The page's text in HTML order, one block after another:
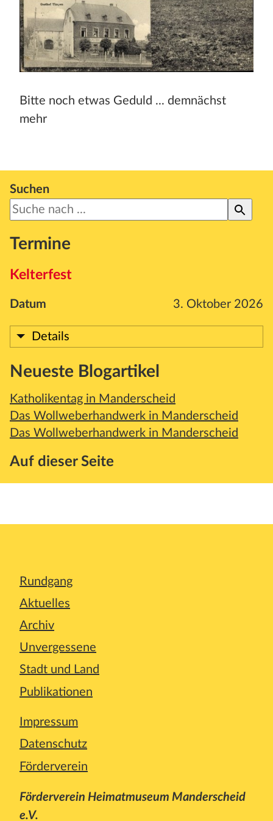
Publikationen
Blog
Impressum
Bitte noch etwas Geduld ... demnächst
mehr
Suchen
Termine
Kelterfest
Datum 3. Oktober 2026
Details
Neueste Blogartikel
Katholikentag in Manderscheid
Das Wollweberhandwerk in Manderscheid
Das Wollweberhandwerk in Manderscheid
Auf dieser Seite
Rundgang
Aktuelles
Archiv
Unvergessene
Stadt und Land
Publikationen
Impressum
Datenschutz
Förderverein
Förderverein Heimatmuseum Manderscheid
e.V.